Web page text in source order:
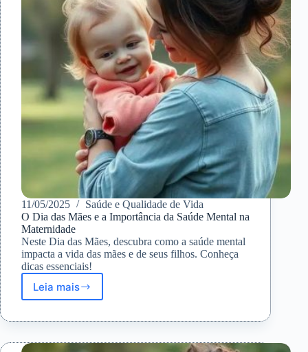
11/05/2025
Saúde e Qualidade de Vida
O Dia das Mães e a Importância da Saúde Mental na
Maternidade
Neste Dia das Mães, descubra como a saúde mental
impacta a vida das mães e de seus filhos. Conheça
dicas essenciais!
Leia mais
O
das
e